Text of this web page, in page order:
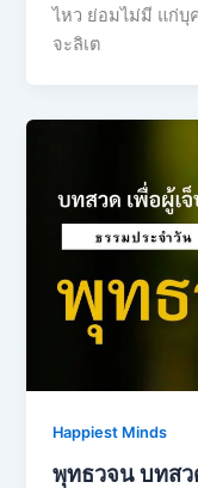
ไหว ย่อมไม่มี แก่
จะลิเต
Happiest Minds
พุทธวจน บทสว